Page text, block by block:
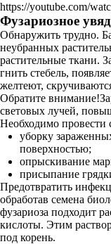
https://youtube.com/
Фузариозное
Обнаружить трудно.
неубранных
растительные ткани.
гнить стебель,
желтеют,
Обратите
световых лучей,
Необходимо
уборку
поверхностью;
опрыскивание
присыпание
Предотвратить
обработав семена
фузариоза подходит
кислоты. Этим
под корень.